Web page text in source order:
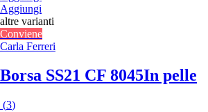
Aggiungi
altre varianti
Conviene
Carla Ferreri
Borsa SS21 CF 8045In pelle
(3)